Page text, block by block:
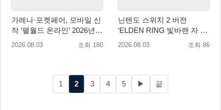
가레나·포켓페어, 모바일 신
작 ‘팰월드 온라인’ 2026년
출시 예정
2026.08.03 조회 180
닌텐도 스위치 2 버전
‘ELDEN RING 빛바랜 자 에
디션’ 패키지 선주문 판매 8
2026.08.03 조회 86
1 2 3 4 5 ▶ 끝